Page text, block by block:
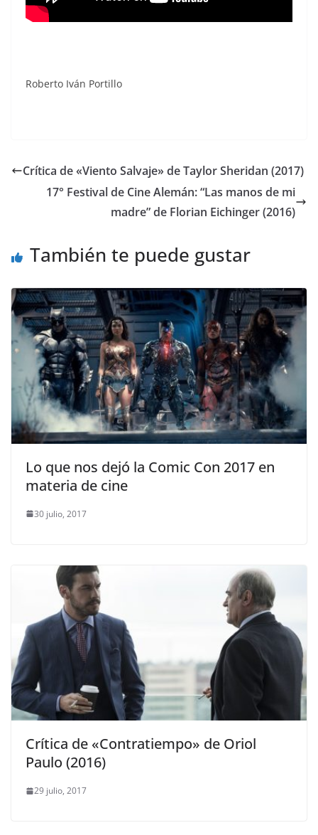
Roberto Iván Portillo
Crítica de «Viento Salvaje» de Taylor Sheridan (2017)
17° Festival de Cine Alemán: “Las manos de mi
madre” de Florian Eichinger (2016)
También te puede gustar
Lo que nos dejó la Comic Con 2017 en
materia de cine
30 julio, 2017
Crítica de «Contratiempo» de Oriol
Paulo (2016)
29 julio, 2017